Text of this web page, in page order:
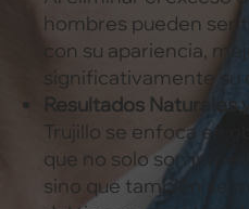
hombres pueden
con su apariencia,
significativamente su
Resultados Naturales
Trujillo se enfoca en
que no solo son
sino que también se